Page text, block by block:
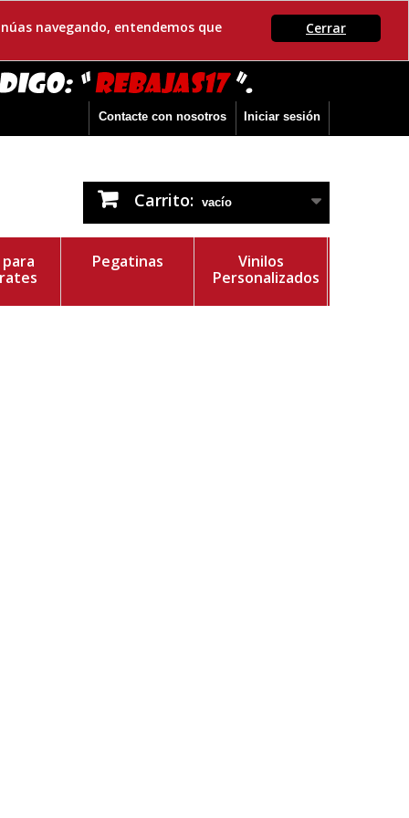
Cerrar
navegando, entendemos que
Iniciar sesión
Contacte con nosotros
Carrito: vacío
Pegatinas
Vinilos
Personalizados